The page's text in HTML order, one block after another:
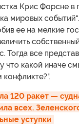
Крис Форсне в
мировых
ее на мелкие
Тогда все
что какой иначе
120 ракет —
всех.
уступки